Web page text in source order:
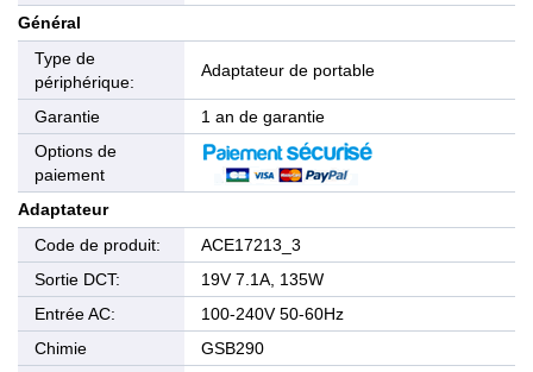
Général
Type de
périphérique:
Adaptateur de portable
Garantie
1 an de garantie
Options de
paiement
Adaptateur
Code de produit:
ACE17213_3
Sortie DCT:
19V 7.1A, 135W
Entrée AC:
100-240V 50-60Hz
Chimie
GSB290